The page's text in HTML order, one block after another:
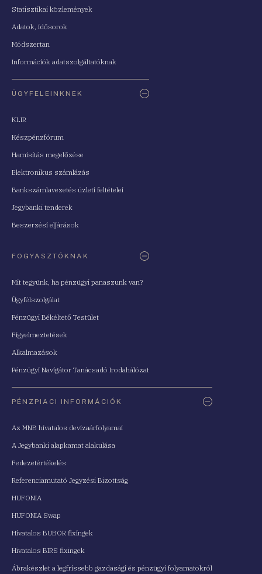
Statisztikai közlemények
Adatok, idősorok
Módszertan
Információk adatszolgáltatóknak
ÜGYFELEINKNEK
KLIR
Készpénzfórum
Hamisítás megelőzése
Elektronikus számlázás
Bankszámlavezetés üzleti feltételei
Jegybanki tenderek
Beszerzési eljárások
FOGYASZTÓKNAK
Mit tegyünk, ha pénzügyi panaszunk van?
Ügyfélszolgálat
Pénzügyi Békéltető Testület
Figyelmeztetések
Alkalmazások
Pénzügyi Navigátor Tanácsadó Irodahálózat
PÉNZPIACI INFORMÁCIÓK
Az MNB hivatalos devizaárfolyamai
A Jegybanki alapkamat alakulása
Fedezetértékelés
Referenciamutató Jegyzési Bizottság
HUFONIA
HUFONIA Swap
Hivatalos BUBOR fixingek
Hivatalos BIRS fixingek
Ábrakészlet a legfrissebb gazdasági és pénzügyi folyamatokról